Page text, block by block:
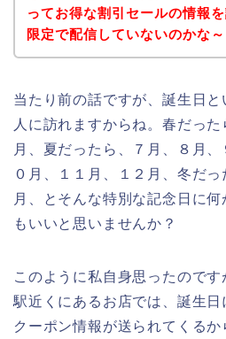
ってお得な割引セールの情報
限定で配信していないのかな～
当たり前の話ですが、誕生日
人に訪れますからね。春だっ
月、夏だったら、７月、８月、
０月、１１月、１２月、冬だっ
月、とそんな特別な記念日に
もいいと思いませんか？
このように私自身思ったので
駅近くにあるお店では、誕生日
クーポン情報が送られてくるか